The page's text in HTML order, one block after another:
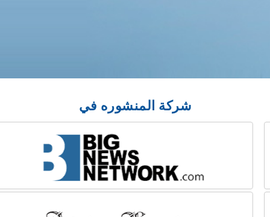
شركة المنشوره في